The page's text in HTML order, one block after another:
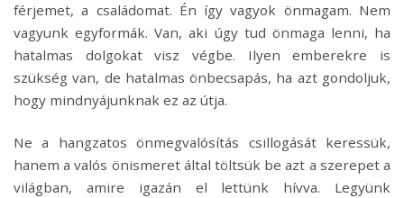
férjemet, a családomat. Én így vagyok önmagam. Nem
vagyunk egyformák. Van, aki úgy tud önmaga lenni, ha
hatalmas dolgokat visz végbe. Ilyen emberekre is
szükség van, de hatalmas önbecsapás, ha azt gondoljuk,
hogy mindnyájunknak ez az útja.
Ne a hangzatos önmegvalósítás csillogását keressük,
hanem a valós önismeret által töltsük be azt a szerepet a
világban, amire igazán el lettünk hívva. Legyünk